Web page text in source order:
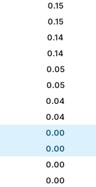
0.15
0.15
0.14
0.14
0.05
0.05
0.04
0.04
0.00
0.00
0.00
0.00